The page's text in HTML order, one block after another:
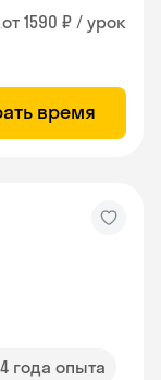
от 1590 ₽ / урок
время
4 года опыта